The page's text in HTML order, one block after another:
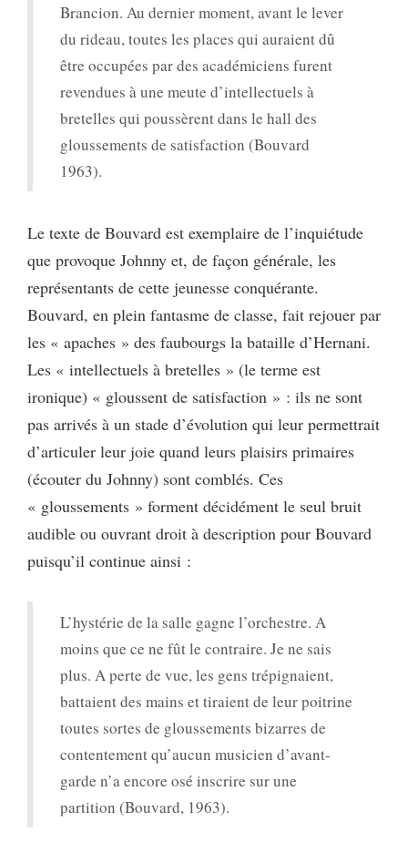
Brancion. Au dernier moment, avant le lever
du rideau, toutes les places qui auraient dû
être occupées par des académiciens furent
revendues à une meute d’intellectuels à
bretelles qui poussèrent dans le hall des
gloussements de satisfaction (Bouvard
1963).
Le texte de Bouvard est exemplaire de l’inquiétude
que provoque Johnny et, de façon générale, les
représentants de cette jeunesse conquérante.
Bouvard, en plein fantasme de classe, fait rejouer par
les « apaches » des faubourgs la bataille d’Hernani.
Les « intellectuels à bretelles » (le terme est
ironique) « gloussent de satisfaction » : ils ne sont
pas arrivés à un stade d’évolution qui leur permettrait
d’articuler leur joie quand leurs plaisirs primaires
(écouter du Johnny) sont comblés. Ces
« gloussements » forment décidément le seul bruit
audible ou ouvrant droit à description pour Bouvard
puisqu’il continue ainsi :
L’hystérie de la salle gagne l’orchestre. A
moins que ce ne fût le contraire. Je ne sais
plus. A perte de vue, les gens trépignaient,
battaient des mains et tiraient de leur poitrine
toutes sortes de gloussements bizarres de
contentement qu’aucun musicien d’avant-
garde n’a encore osé inscrire sur une
partition (Bouvard, 1963).